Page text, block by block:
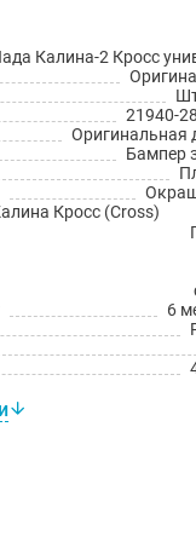
Калина-2 Кросс
21940-
Оригинальная
Бампер
Кросс (Cross)
6